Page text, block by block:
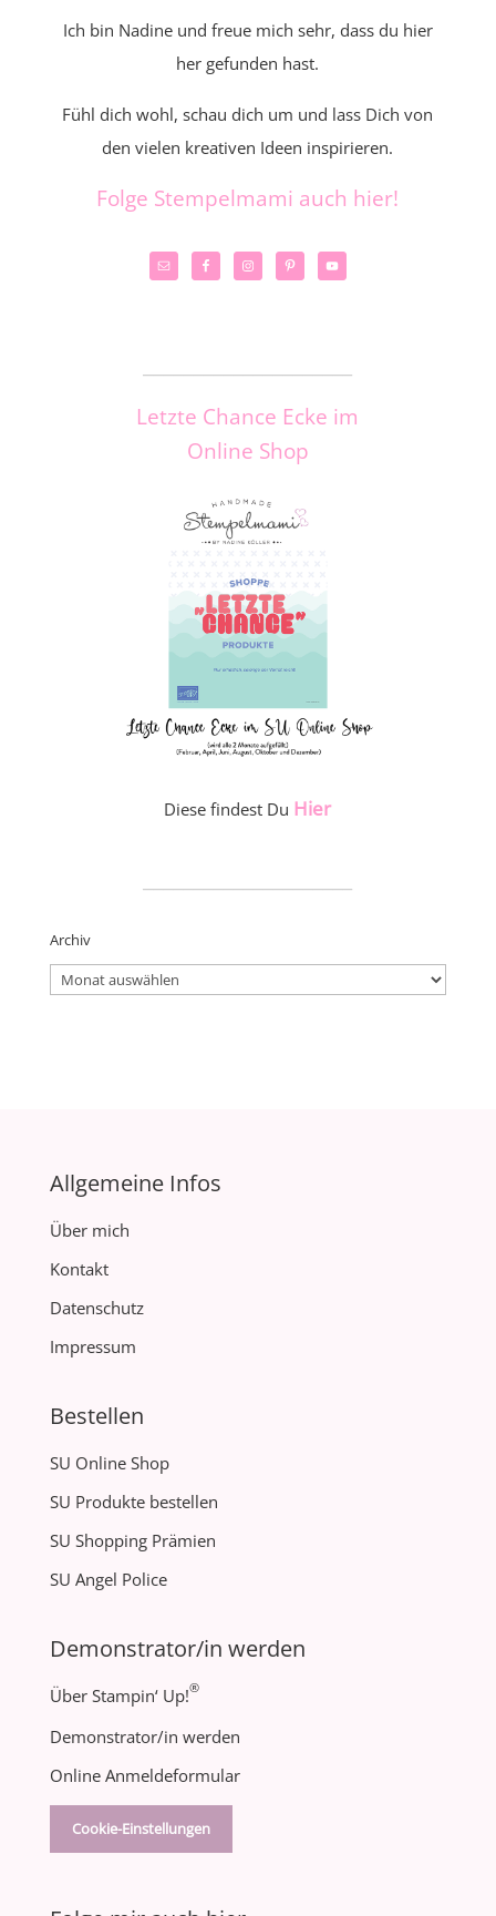
Ich bin Nadine und freue mich sehr, dass du hier
her gefunden hast.
Fühl dich wohl, schau dich um und lass Dich von
den vielen kreativen Ideen inspirieren.
Folge Stempelmami auch hier!
Letzte Chance Ecke im
Online Shop
Diese findest Du Hier
Archiv
Archiv
Allgemeine Infos
Über mich
Kontakt
Datenschutz
Impressum
Bestellen
SU Online Shop
SU Produkte bestellen
SU Shopping Prämien
SU Angel Police
Demonstrator/in werden
Über Stampin‘ Up!®
Demonstrator/in werden
Online Anmeldeformular
Cookie-Einstellungen